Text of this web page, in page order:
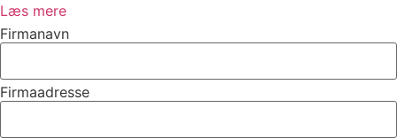
Læs mere
Firmanavn
Firmaadresse